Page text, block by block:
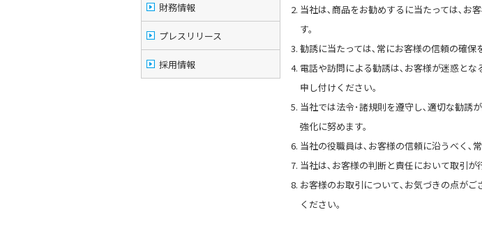
当社は､商品をお勧めするに当たっては､お
す。
勧誘に当たっては､常にお客様の信頼の確保
電話や訪問による勧誘は､お客様が迷惑と
申し付けください。
当社では法令･諸規則を遵守し､適切な勧誘
強化に努めます。
当社の役職員は､お客様の信頼に沿うべく､
当社は､お客様の判断と責任において取引が
お客様のお取引について､お気づきの点が
ください。
財務情報
プレスリリース
採用情報